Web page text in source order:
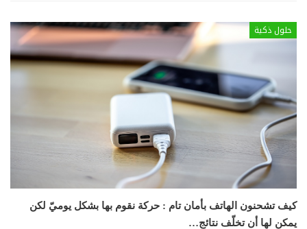
حلول ذكية
كيف تشحنون الهاتف بأمان تام : حركة نقوم بها بشكل يوميّ لكن
يمكن لها أن تخلّف نتائج…